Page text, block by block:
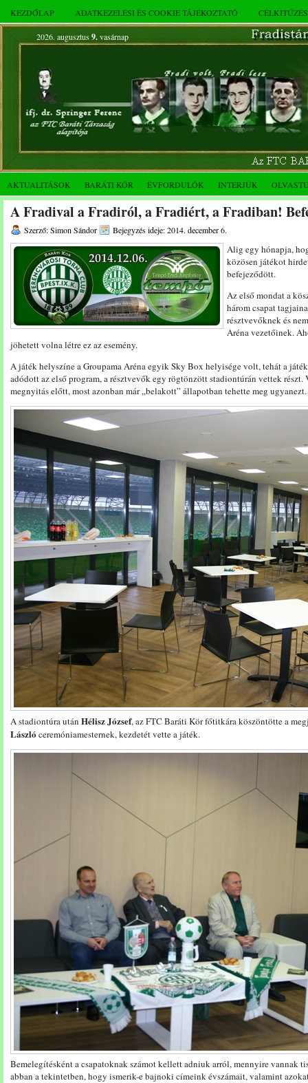
KEZDŐLAP ADATKEZELÉSI ÉS COOKIE TÁJÉKOZTATÓ
2026. augusztus 9.vasárnap
AKTUALITÁSOK BARÁTI KÖR ÉVFORDULÓK INTERJÚK
A Fradival a Fradiról, a Fradiért, a Fradiban!
Szerző: Simon Sándor Bejegyzés ideje: 2014. december 6.
Alig egy hónapja,
közösen játékot
befejeződött.
Az első mondat a
három csapat
résztvevőknek és
Aréna vezetőinek.
jöhetett volna létre ez az esemény.
A játék helyszíne a Groupama Aréna egyik Sky Box helyisége volt, tehát a
adódott az első program, a résztvevők egy rögtönzött stadiontúrán vettek
megnyitás előtt, most azonban már „belakott” állapotban tehette meg ugyanezt.
A stadiontúra után Hélisz József, az FTC Baráti Kör főtitkára köszöntötte a
László ceremóniamesternek, kezdetét vette a játék.
Bemelegítésként a csapatoknak számot kellett adniuk arról, mennyire vannak
abban a tekintetben, hogy ismerik-e bajnoki címeink évszámait, valamint